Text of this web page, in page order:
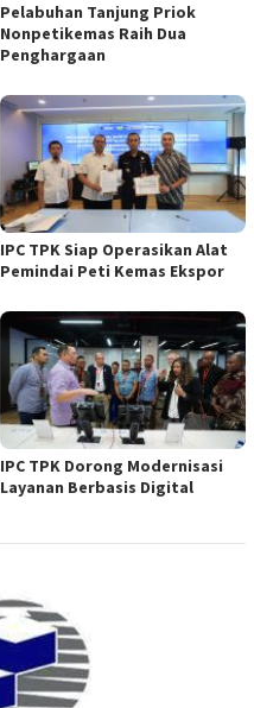
Pelabuhan Tanjung Priok
Nonpetikemas Raih Dua
Penghargaan
IPC TPK Siap Operasikan Alat
Pemindai Peti Kemas Ekspor
IPC TPK Dorong Modernisasi
Layanan Berbasis Digital